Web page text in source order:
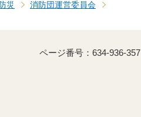
災 消防団運営委員会
ページ番号：634-936-357